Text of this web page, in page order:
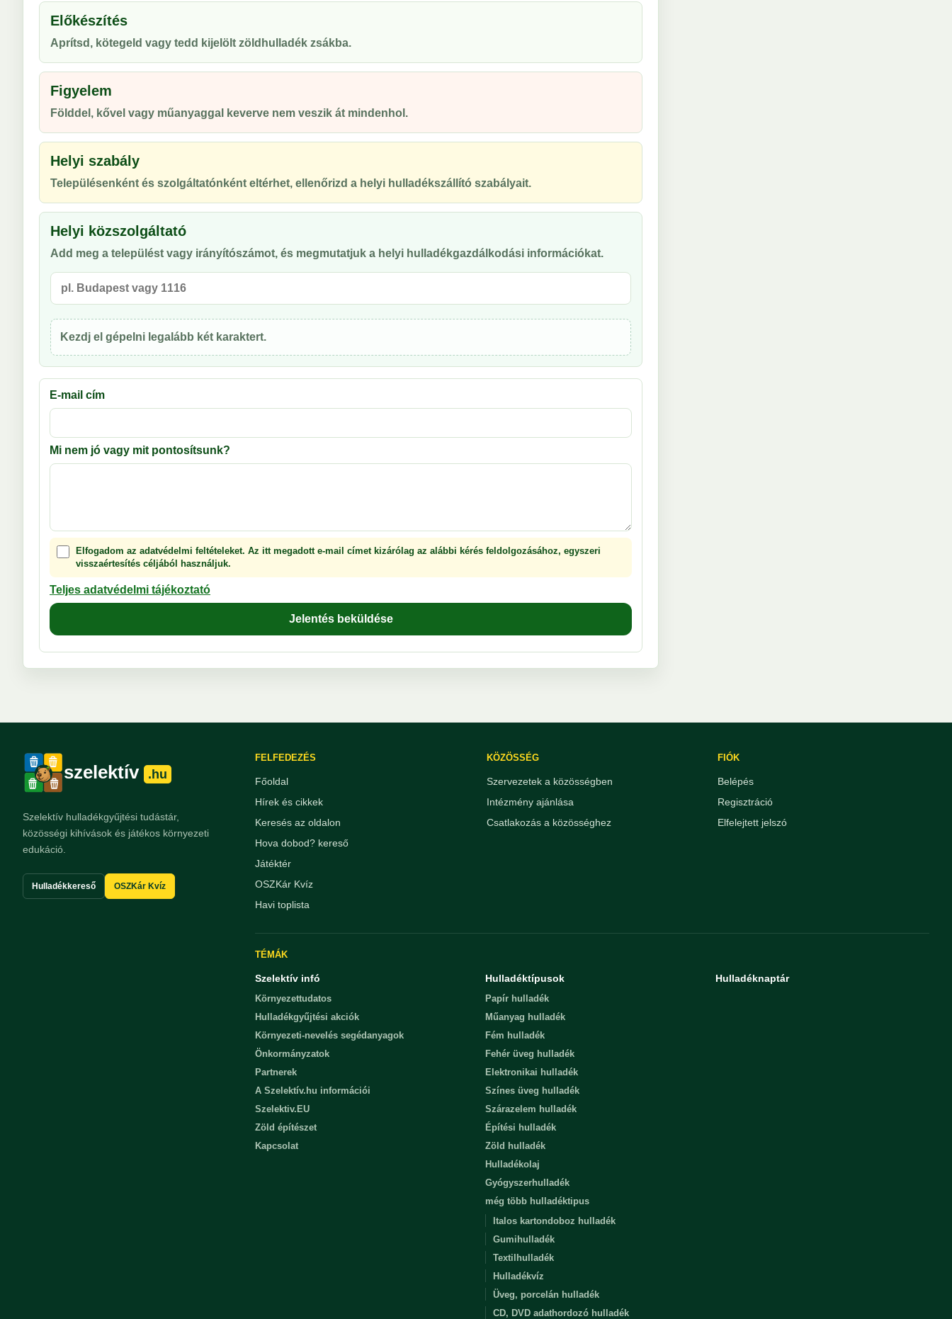
Előkészítés
Aprítsd, kötegeld vagy tedd kijelölt zöldhulladék zsákba.
Figyelem
Földdel, kővel vagy műanyaggal keverve nem veszik át mindenhol.
Helyi szabály
Településenként és szolgáltatónként eltérhet, ellenőrizd a helyi hulladékszállító szabályait.
Helyi közszolgáltató
Add meg a települést vagy irányítószámot, és megmutatjuk a helyi hulladékgazdálkodási információkat.
Kezdj el gépelni legalább két karaktert.
E-mail cím
Mi nem jó vagy mit pontosítsunk?
Elfogadom az adatvédelmi feltételeket. Az itt megadott e-mail címet kizárólag az alábbi kérés feldolgozásához, egyszeri
visszaértesítés céljából használjuk.
Teljes adatvédelmi tájékoztató
Jelentés beküldése
szelektív .hu
Szelektív hulladékgyűjtési tudástár,
közösségi kihívások és játékos környezeti
edukáció.
Hulladékkereső OSZKár Kvíz
FELFEDEZÉS
Főoldal
Hírek és cikkek
Keresés az oldalon
Hova dobod? kereső
Játéktér
OSZKár Kvíz
Havi toplista
KÖZÖSSÉG
Szervezetek a közösségben
Intézmény ajánlása
Csatlakozás a közösséghez
FIÓK
Belépés
Regisztráció
Elfelejtett jelszó
TÉMÁK
Szelektív infó
Környezettudatos
Hulladékgyűjtési akciók
Környezeti-nevelés segédanyagok
Önkormányzatok
Partnerek
A Szelektív.hu információi
Szelektiv.EU
Zöld építészet
Kapcsolat
Hulladéktípusok
Papír hulladék
Műanyag hulladék
Fém hulladék
Fehér üveg hulladék
Elektronikai hulladék
Színes üveg hulladék
Szárazelem hulladék
Építési hulladék
Zöld hulladék
Hulladékolaj
Gyógyszerhulladék
még több hulladéktipus
Italos kartondoboz hulladék
Gumihulladék
Textilhulladék
Hulladékvíz
Üveg, porcelán hulladék
CD, DVD adathordozó hulladék
Hulladéknaptár